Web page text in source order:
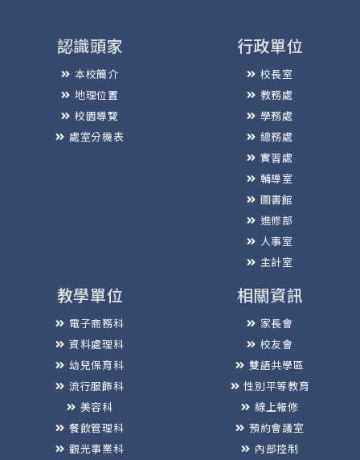
認識頭家
本校簡介
地理位置
校園導覽
處室分機表
行政單位
校長室
教務處
學務處
總務處
實習處
輔導室
圖書館
進修部
人事室
主計室
教學單位
電子商務科
資料處理科
幼兒保育科
流行服飾科
美容科
餐飲管理科
觀光事業科
相關資訊
家長會
校友會
雙語共學區
性別平等教育
線上報修
預約會議室
內部控制